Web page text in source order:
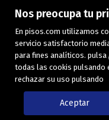
Nos preocupa tu
En pisos.com utilizamos
servicio satisfactorio
para fines analíticos. pulsa
todas las cookis pulsando
rechazar su uso pulsando
Aceptar
MAPA WEB